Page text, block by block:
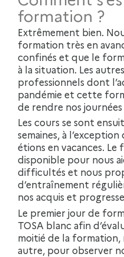
formation ?
Extrêmement bien.
formation très en
confinés et que le
à la situation. Les
professionnels dont
pandémie et cette
de rendre nos
Les cours se sont
semaines, à
étions en vacances.
disponible pour nous
difficultés et nous
d’entraînement
nos acquis et
Le premier jour de
TOSA blanc afin
moitié de la formation,
autre, pour observer